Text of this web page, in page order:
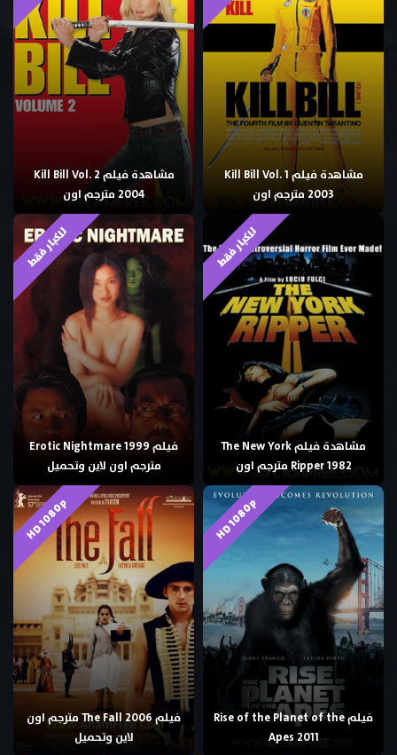
مشاهدة فيلم Kill Bill Vol. 1
2003 مترجم اون
مشاهدة فيلم Kill Bill Vol. 2
2004 مترجم اون
للكبار فقط
مشاهدة فيلم The New York
Ripper 1982 مترجم اون
للكبار فقط
فيلم Erotic Nightmare 1999
مترجم اون لاين وتحميل
HD 1080p
فيلم Rise of the Planet of the
Apes 2011
HD 1080p
فيلم The Fall 2006 مترجم اون
لاين وتحميل